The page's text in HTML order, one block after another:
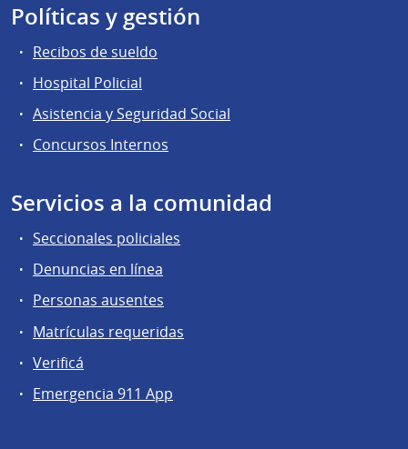
Políticas y gestión
Recibos de sueldo
Hospital Policial
Asistencia y Seguridad Social
Concursos Internos
Servicios a la comunidad
Seccionales policiales
Denuncias en línea
Personas ausentes
Matrículas requeridas
Verificá
Emergencia 911 App